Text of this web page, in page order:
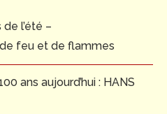
l’été –
de feu et de flammes
ans aujourd’hui : HANS